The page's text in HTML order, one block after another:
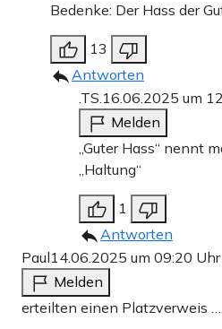
Bedenke: Der Hass der
13
Antworten
.TS.16.06.2025 um
Melden
„Guter Hass“ nennt
„Haltung“
1
Antworten
Paul14.06.2025 um 09:20 Uhr
Melden
erteilten einen Platzverweis